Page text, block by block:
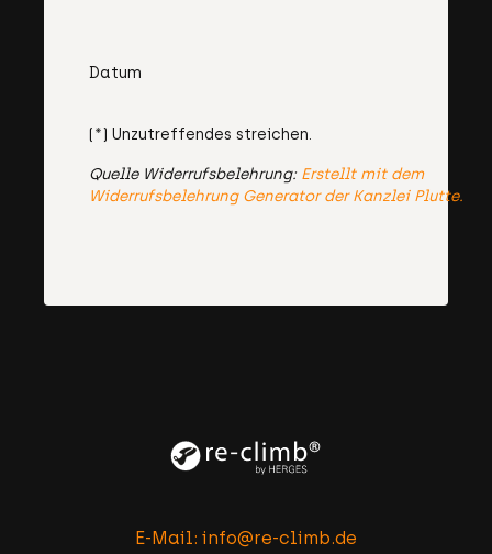
Datum
(*) Unzutreffendes streichen.
Quelle Widerrufsbelehrung: Erstellt mit dem
Widerrufsbelehrung Generator der Kanzlei Plutte.
E-Mail: info@re-climb.de